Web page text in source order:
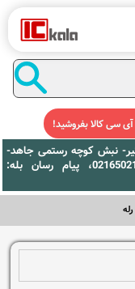
سی کالا بفروشید!
نبش کوچه رستمی جاهد-
پلاک67- واحد2 - تلفن:02165021256 و 02165021235، پیام رسان بله: